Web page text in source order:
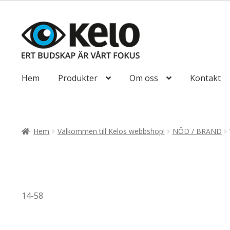
Hoppa
till
navigering
Hoppa
till
innehåll
Hem Produkter Om oss Kontakt
Hem Välkommen till Kelos webbshop! NÖD / BRAND
14-58
till